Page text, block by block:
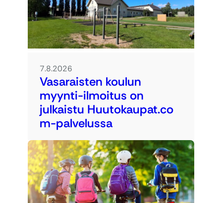
7.8.2026
Vasaraisten koulun
myynti-ilmoitus on
julkaistu Huutokaupat.co
m-palvelussa